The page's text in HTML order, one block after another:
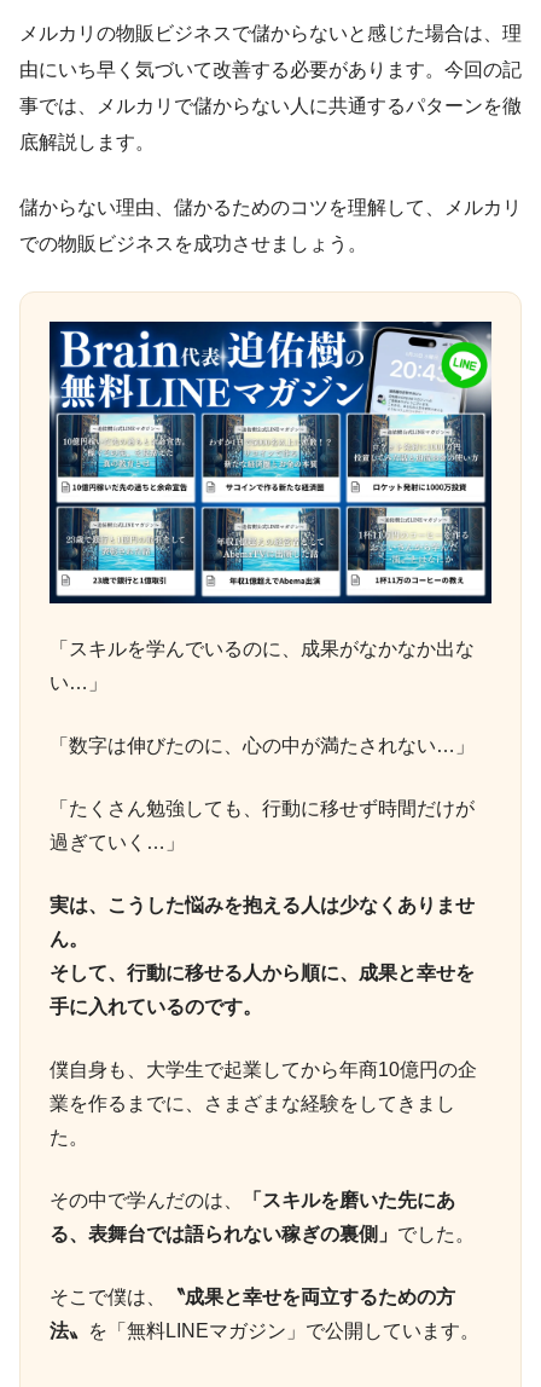
メルカリの物販ビジネスで儲からないと感じた場合は、理
由にいち早く気づいて改善する必要があります。今回の記
事では、メルカリで儲からない人に共通するパターンを徹
底解説します。
儲からない理由、儲かるためのコツを理解して、メルカリ
での物販ビジネスを成功させましょう。
「スキルを学んでいるのに、成果がなかなか出な
い…」
「数字は伸びたのに、心の中が満たされない…」
「たくさん勉強しても、行動に移せず時間だけが
過ぎていく…」
実は、こうした悩みを抱える人は少なくありませ
ん。
そして、行動に移せる人から順に、成果と幸せを
手に入れているのです。
僕自身も、大学生で起業してから年商10億円の企
業を作るまでに、さまざまな経験をしてきまし
た。
その中で学んだのは、
「スキルを磨いた先にあ
る、表舞台では語られない稼ぎの裏側」 でした。
そこで僕は、
〝成果と幸せを両立するための方
法〟
を「無料LINEマガジン」で公開しています。